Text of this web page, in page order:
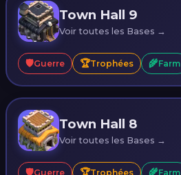
Town Hall 9
Voir toutes les Bases →
🛡️Guerre 🏆Trophées 🌾Farm
Town Hall 8
Voir toutes les Bases →
🛡️Guerre 🏆Trophées 🌾Farm